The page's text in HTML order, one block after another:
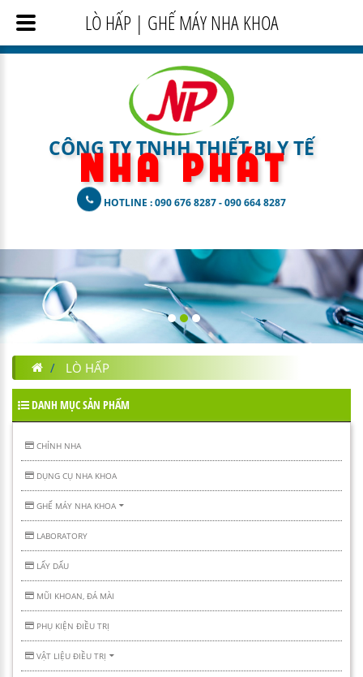
CÔNG TY TNHH THIẾT BỊ Y TẾ
N H A P H Á T
HOTLINE : 090 676 8287 - 090 664 8287
LÒ HẤP
DANH MỤC SẢN PHẨM
CHỈNH NHA
DỤNG CỤ NHA KHOA
GHẾ MÁY NHA KHOA
LABORATORY
LẤY DẤU
MŨI KHOAN, ĐÁ MÀI
PHỤ KIỆN ĐIỀU TRỊ
VẬT LIỆU ĐIỀU TRỊ
LÒ HẤP | GHẾ MÁY NHA KHOA